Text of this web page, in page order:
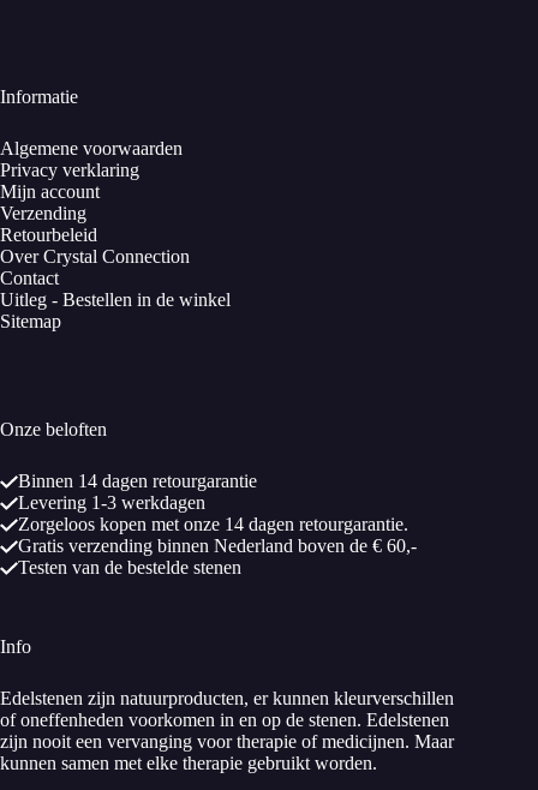
Informatie
Algemene voorwaarden
Privacy verklaring
Mijn account
Verzending
Retourbeleid
Over Crystal Connection
Contact
Uitleg - Bestellen in de winkel
Sitemap
Onze beloften
Binnen 14 dagen retourgarantie
Levering 1-3 werkdagen
Zorgeloos kopen met onze 14 dagen retourgarantie.
Gratis verzending binnen Nederland boven de € 60,-
Testen van de bestelde stenen
Info
Edelstenen zijn natuurproducten, er kunnen kleurverschillen
of oneffenheden voorkomen in en op de stenen. Edelstenen
zijn nooit een vervanging voor therapie of medicijnen. Maar
kunnen samen met elke therapie gebruikt worden.